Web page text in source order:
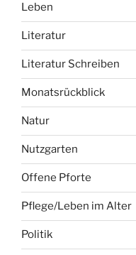
Leben
Literatur
Literatur Schreiben
Monatsrückblick
Natur
Nutzgarten
Offene Pforte
Pflege/Leben im Alter
Politik